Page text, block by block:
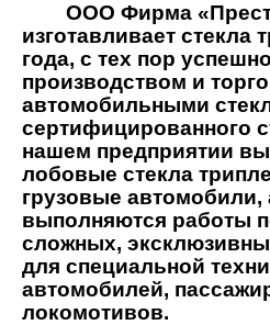
ООО Фирма
изготавливает стекла
года, с тех пор
производством и
автомобильными
сертифицированного
нашем предприятии
лобовые стекла
грузовые автомобили,
выполняются работы
сложных,
для специальной
автомобилей,
локомотивов.